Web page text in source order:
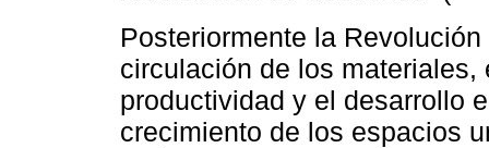
Posteriormente la
circulación de los
productividad y el desarrollo
crecimiento de los espacios